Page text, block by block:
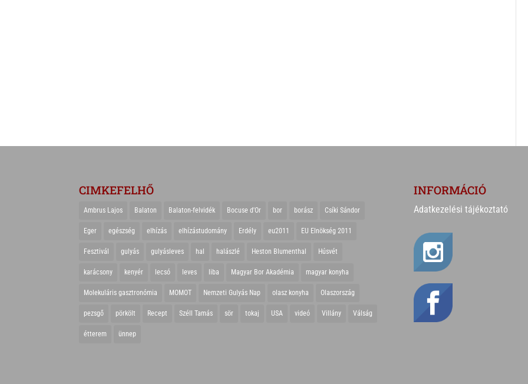
CIMKEFELHŐ
Ambrus Lajos Balaton Balaton-felvidék Bocuse d'Or bor borász Csíki Sándor
Eger egészség elhízás elhízástudomány Erdély eu2011 EU Elnökség 2011
Fesztivál gulyás gulyásleves hal halászlé Heston Blumenthal Húsvét
karácsony kenyér lecsó leves liba Magyar Bor Akadémia magyar konyha
Molekuláris gasztronómia MOMOT Nemzeti Gulyás Nap olasz konyha Olaszország
pezsgő pörkölt Recept Széll Tamás sör tokaj USA videó Villány Válság
étterem ünnep
INFORMÁCIÓ
Adatkezelési tájékoztató